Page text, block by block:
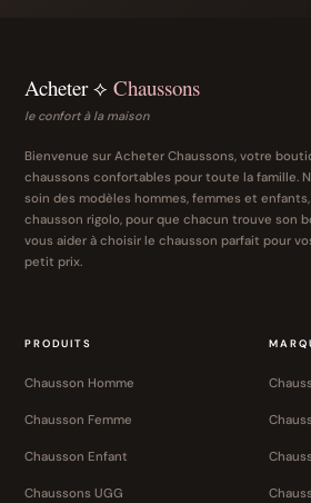
Acheter ⟡ Chaussons
le confort à la maison
Bienvenue sur Acheter Chaussons, votre
chaussons confortables pour toute la famille.
soin des modèles hommes, femmes et
chausson rigolo, pour que chacun trouve son
vous aider à choisir le chausson parfait pour
petit prix.
PRODUITS
Chausson Homme
Chausson Femme
Chausson Enfant
Chaussons UGG